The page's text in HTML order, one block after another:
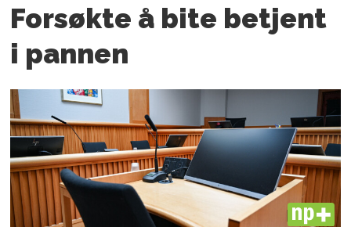
Forsøkte å bite betjent
i pannen
PLUS